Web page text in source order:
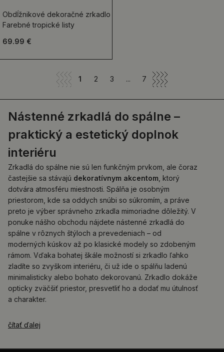
Obdĺžnikové dekoračné zrkadlo
Farebné tropické listy
69.99 €
1 2 3 ... 7
Nástenné zrkadlá do spálne –
praktický a estetický doplnok
interiéru
Zrkadlá do spálne nie sú len funkčným prvkom, ale čoraz
častejšie sa stávajú dekoratívnym akcentom , ktorý
dotvára atmosféru miestnosti. Spálňa je osobným
priestorom, kde sa oddych snúbi so súkromím, a práve
preto je výber správneho zrkadla mimoriadne dôležitý. V
ponuke nášho obchodu nájdete nástenné zrkadlá do
spálne v rôznych štýloch a prevedeniach – od
moderných kúskov až po klasické modely so zdobeným
rámom. Vďaka bohatej škále možností si zrkadlo ľahko
zladíte so zvyškom interiéru, či už ide o spálňu ladenú
minimalisticky alebo bohato dekorovanú. Zrkadlo dokáže
opticky zväčšiť priestor, presvetliť ho a dodať mu útulnosť
a charakter.
čítať ďalej